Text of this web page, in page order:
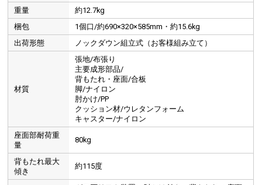
肘あて付きで、腕もリラックスできます。
重量
約12.7kg
梱包
1個口/約690×320×585mm・約15.6kg
出荷形態
ノックダウン組立式（お客様組み立て）
材質
張地/布張り
主要成形部品/
背もたれ・座面/合板
脚/ナイロン
肘かけ/PP
クッション材/ウレタンフォーム
キャスター/ナイロン
座面部耐荷重
量
80kg
背もたれ最大
傾き
約115度